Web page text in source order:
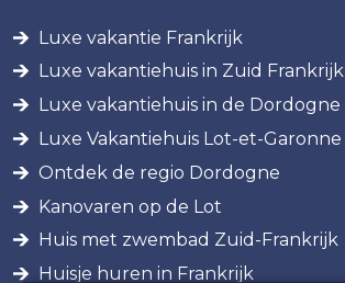
Luxe vakantie Frankrijk
Luxe vakantiehuis in Zuid Frankrijk
Luxe vakantiehuis in de Dordogne
Luxe Vakantiehuis Lot-et-Garonne
Ontdek de regio Dordogne
Kanovaren op de Lot
Huis met zwembad Zuid-Frankrijk
Huisje huren in Frankrijk